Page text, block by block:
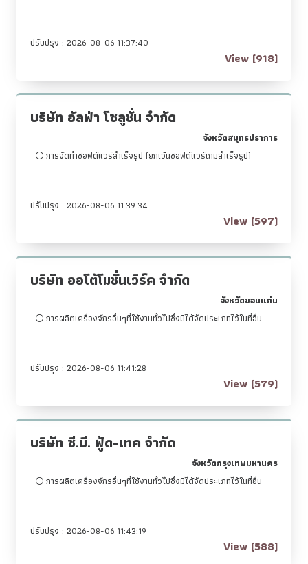
ปรับปรุง : 2026-08-06 11:37:40
View (918)
บริษัท อัลฟ่า โซลูชั่น จำกัด
จังหวัดสมุทรปราการ
การจัดทำซอฟต์แวร์สำเร็จรูป (ยกเว้นซอฟต์แวร์เกมสำเร็จรูป)
ปรับปรุง : 2026-08-06 11:39:34
View (597)
บริษัท ออโต้โมชั่นเวิร์ค จำกัด
จังหวัดขอนแก่น
การผลิตเครื่องจักรอื่นๆที่ใช้งานทั่วไปซึ่งมิได้จัดประเภทไว้ในที่อื่น
ปรับปรุง : 2026-08-06 11:41:28
View (579)
บริษัท ซี.บี. ฟู้ด-เทค จำกัด
จังหวัดกรุงเทพมหานคร
การผลิตเครื่องจักรอื่นๆที่ใช้งานทั่วไปซึ่งมิได้จัดประเภทไว้ในที่อื่น
ปรับปรุง : 2026-08-06 11:43:19
View (588)